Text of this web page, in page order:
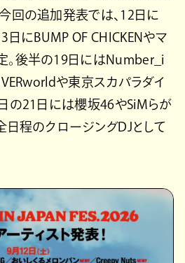
回の追加発表では、12日に
日にBUMP OF CHICKENやマ
。後半の19日にはNumber_i
や東京スカパラダイ
の21日には櫻坂46やSiMらが
日程のクロージングDJとして